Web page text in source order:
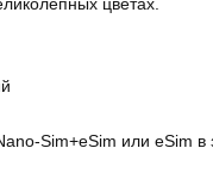
Sim+eSim или eSim в